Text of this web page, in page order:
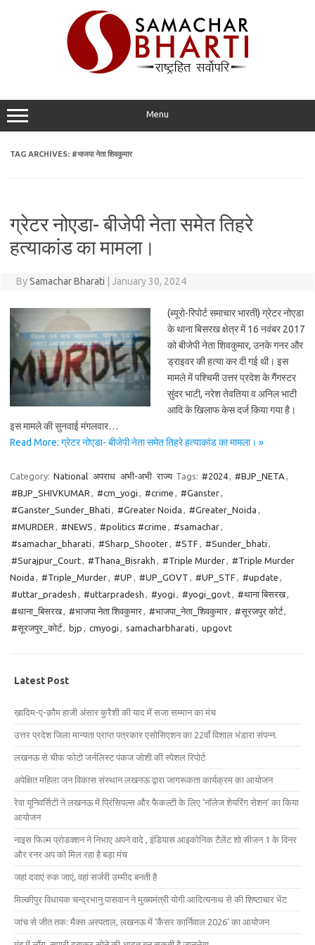
Menu
TAG ARCHIVES: #भाजपा नेता शिवकुमार
ग्रेटर नोएडा- बीजेपी नेता समेत तिहरे
हत्याकांड का मामला।
BySamachar Bharati January 30, 2024
(ब्यूरो-रिपोर्ट समाचार भारती) ग्रेटर नोएडा
के थाना बिसरख क्षेत्र में 16 नवंबर 2017
को बीजेपी नेता शिवकुमार, उनके गनर और
ड्राइवर की हत्या कर दी गई थी। इस
मामले में पश्चिमी उत्तर प्रदेश के गैंगस्टर
सुंदर भाटी, नरेश तेवतिया व अनिल भाटी
आदि के खिलाफ केस दर्ज किया गया है।
इस मामले की सुनवाई मंगलवार…
Read More: ग्रेटर नोएडा- बीजेपी नेता समेत तिहरे हत्याकांड का मामला। »
Category: National अपराध अभी-अभी राज्य Tags: #2024, #BJP_NETA ,
#BJP_SHIVKUMAR , #cm_yogi , #crime , #Ganster,
#Ganster_Sunder_Bhati , #Greater Noida , #Greater_Noida ,
#MURDER , #NEWS , #politics #crime , #samachar,
#samachar_bharati , #Sharp_Shooter, #STF, #Sunder_bhati ,
#Surajpur_Court, #Thana_Bisrakh , #Triple Murder, #Triple Murder
Noida , #Triple_Murder, #UP , #UP_GOVT , #UP_STF, #update ,
#uttar_pradesh , #uttarpradesh , #yogi , #yogi_govt, #थाना बिसरख,
#थाना_बिसरख, #भाजपा नेता शिवकुमार, #भाजपा_नेता_शिवकुमार, #सूरजपुर कोर्ट,
#सूरजपुर_कोर्ट, bjp , cmyogi , samacharbharati , upgovt
Latest Post
ख़ादिम-ए-क़ौम हाजी अंसार कुरैशी की याद में सजा सम्मान का मंच
उत्तर प्रदेश जिला मान्यता प्राप्त पत्रकार एसोसिएशन का 22वाँ विशाल भंडारा संपन्न.
लखनऊ से चीफ फोटो जर्नलिस्ट पंकज जोशी की स्पेशल रिपोर्ट
अपेक्षित महिला जन विकास संस्थान लखनऊ द्वारा जागरूकता कार्यक्रम का आयोजन
रेवा यूनिवर्सिटी ने लखनऊ में प्रिंसिपल्स और फैकल्टी के लिए ‘नॉलेज शेयरिंग सेशन’ का किया
आयोजन
नाइस फिल्म प्रोडक्शन ने निभाए अपने वादे , इंडियास आइकोनिक टैलेंट शो सीजन 1 के विनर
और रनर अप को मिल रहा है बड़ा मंच
जहां दवाएं रुक जाएं, वहां सर्जरी उम्मीद बनती है
मिल्कीपुर विधायक चन्द्रभानु पासवान ने मुख्यमंत्री योगी आदित्यनाथ से की शिष्टाचार भेंट
जांच से जीत तक: मैक्स अस्पताल, लखनऊ में ‘कैंसर कार्निवाल 2026’ का आयोजन